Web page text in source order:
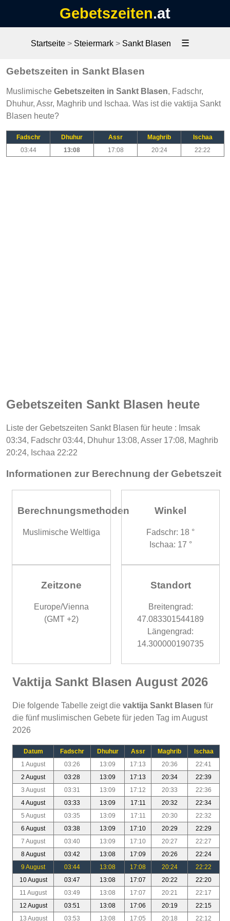
Gebetszeiten.at
Startseite> Steiermark> Sankt Blasen ☰
Gebetszeiten in Sankt Blasen
Muslimische Gebetszeiten in Sankt Blasen, Fadschr,
Dhuhur, Assr, Maghrib und Ischaa. Was ist die vaktija Sankt
Blasen heute?
Fadschr Dhuhur Assr Maghrib
Ischaa
03:44
13:08 17:08 20:24 22:22
Gebetszeiten Sankt Blasen heute
Liste der Gebetszeiten Sankt Blasen für heute : Imsak
03:34, Fadschr 03:44, Dhuhur 13:08, Asser 17:08, Maghrib
20:24, Ischaa 22:22
Informationen zur Berechnung der Gebetszeit
Berechnungsmethoden
Muslimische Weltliga
Winkel
Fadschr: 18 °
Ischaa: 17 °
Zeitzone
Europe/Vienna
(GMT +2)
Standort
Breitengrad:
47.083301544189
Längengrad:
14.300000190735
Vaktija Sankt Blasen August 2026
Die folgende Tabelle zeigt die vaktija Sankt Blasen für
die fünf muslimischen Gebete für jeden Tag im August
2026
Datum Fadschr Dhuhur Assr Maghrib
Ischaa
1 August
03:26 13:09 17:13 20:36
22:41
2 August
03:28 13:09 17:13 20:34
22:39
3 August
03:31 13:09 17:12 20:33
22:36
4 August
03:33 13:09 17:11 20:32
22:34
5 August
03:35 13:09 17:11 20:30
22:32
6 August
03:38 13:09 17:10 20:29
22:29
7 August
03:40 13:09 17:10 20:27
22:27
8 August
03:42 13:08 17:09 20:26
22:24
9 August
03:44 13:08 17:08 20:24
22:22
10 August
03:47 13:08 17:07 20:22
22:20
11 August
03:49 13:08 17:07 20:21
22:17
12 August
03:51 13:08 17:06 20:19
22:15
13 August
03:53 13:08 17:05 20:18 22:12